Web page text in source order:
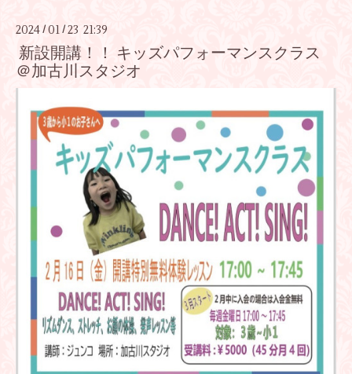
2024 / 01 / 23 21:39
新設開講！！ キッズパフォーマンスクラス
＠加古川スタジオ